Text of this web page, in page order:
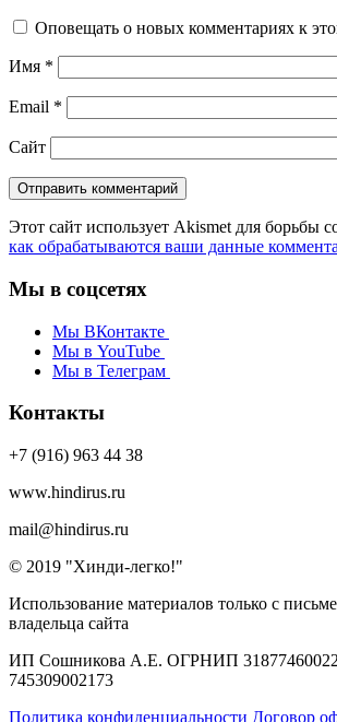
Оповещать о новых комментариях к
Имя *
Email *
Сайт
Этот сайт использует Akismet для борьбы
как обрабатываются ваши данные
Мы в соцсетях
Мы ВКонтакте
Мы в YouTube
Мы в Телеграм
Контакты
+7 (916) 963 44 38
www.hindirus.ru
mail@hindirus.ru
© 2019 "Хинди-легко!"
Использование материалов только с
владельца сайта
ИП Сошникова А.Е. ОГРНИП
745309002173
Политика конфиденциальности Договор